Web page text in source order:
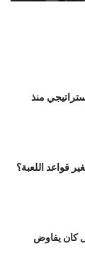
منذ
قواعد اللعبة؟
كان يفاوض